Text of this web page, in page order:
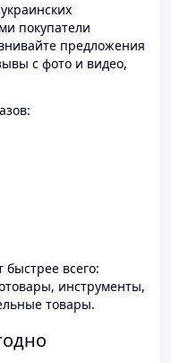
покупатели
предложения
с фото и видео,
быстрее всего:
инструменты,
товары.